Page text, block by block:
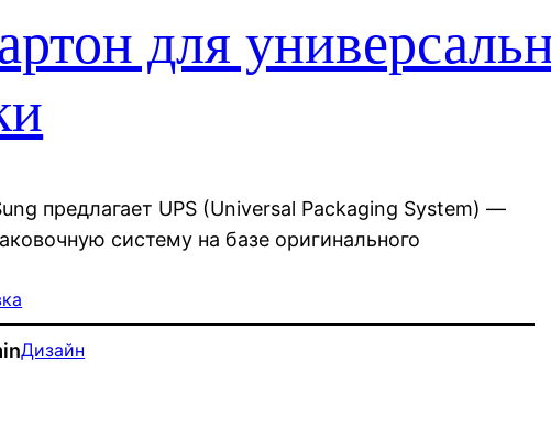
для
предлагает UPS (Universal Packaging System) —
систему на базе оригинального
Дизайн